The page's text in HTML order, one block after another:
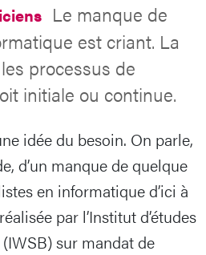
Le manque de
est criant. La
processus de
initiale ou continue.
idée du besoin. On parle,
d’un manque de quelque
en informatique d’ici à
par l’Institut d’études
sur mandat de